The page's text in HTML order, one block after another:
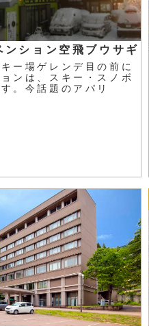
ンション空飛ブウサギ
ー場ゲレンデ目の前に
ンは、スキー・スノボ
。今話題のアパリ